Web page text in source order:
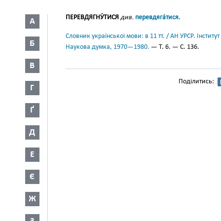
А
Б
В
Г
Ґ
Д
Е
Є
Ж
ПЕРЕВДЯГНУ́ТИСЯ див. перевдяга́тися.
Словник української мови: в 11 тт. / АН УРСР.
Наукова думка, 1970—1980. — Т. 6. — С. 136.
Поділитись: